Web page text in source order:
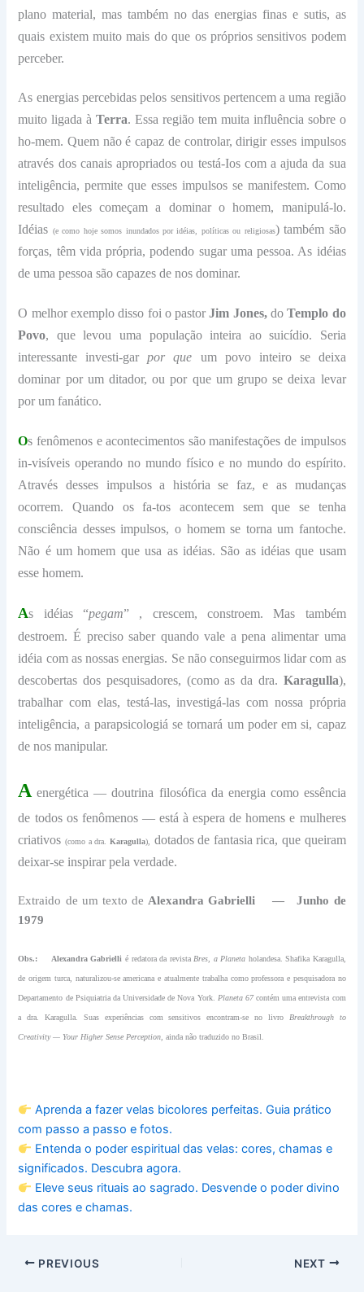
plano material, mas também no das energias finas e sutis, as
quais existem muito mais do que os próprios sensitivos podem
perceber.
As energias percebidas pelos sensitivos pertencem a uma região
muito ligada àTerra. Essa região tem muita influência sobre o
ho-mem. Quem não é capaz de controlar, dirigir esses impulsos
através dos canais apropriados ou testá-Ios com a ajuda da sua
inteligência, permite que esses impulsos se manifestem. Como
resultado eles começam a dominar o homem, manipulá-lo.
Idéias (e como hoje somos inundados por idéias, políticas ou religiosas) também são
forças, têm vida própria, podendo sugar uma pessoa. As idéias
de uma pessoa são capazes de nos dominar.
O melhor exemplo disso foi o pastorJim Jones,doTemplo do
Povo, que levou uma população inteira ao suicídio. Seria
interessante investi-garpor que um povo inteiro se deixa
dominar por um ditador, ou por que um grupo se deixa levar
por um fanático.
Os fenômenos e acontecimentos são manifestações de impulsos
in-visíveis operando no mundo físico e no mundo do espírito.
Através desses impulsos a história se faz, e as mudanças
ocorrem. Quando os fa-tos acontecem sem que se tenha
consciência desses impulsos, o homem se torna um fantoche.
Não é um homem que usa as idéias. São as idéias que usam
esse homem.
As idéias “pegam” , crescem, constroem. Mas também
destroem. É preciso saber quando vale a pena alimentar uma
idéia com as nossas energias. Se não conseguirmos lidar com as
descobertas dos pesquisadores, (como as da dra. Karagulla),
trabalhar com elas, testá-las, investigá-las com nossa própria
inteligência, a parapsicologiá se tornará um poder em si, capaz
de nos manipular.
A energética — doutrina filosófica da energia como essência
de todos os fenômenos — está à espera de homens e mulheres
criativos(como a dra. Karagulla),
dotados de fantasia rica, que queiram
deixar-se inspirar pela verdade.
Extraido de um texto de Alexandra Gabrielli — Junho de
1979
Obs.: Alexandra Gabrielli é redatora da revista Bres, a Planeta holandesa. Shafika Karagulla,
de origem turca, naturalizou-se americana e atualmente trabalha como professora e pesquisadora no
Departamento de Psiquiatria da Universidade de Nova York. Planeta 67contém uma entrevista com
a dra. Karagulla. Suas experiências com sensitivos encontram-se no livro Breakthrough to
Creativity — Your Higher Sense Perception,ainda não traduzido no Brasil.
Aprenda a fazer velas bicolores perfeitas. Guia prático
com passo a passo e fotos.
Entenda o poder espiritual das velas: cores, chamas e
significados. Descubra agora.
Eleve seus rituais ao sagrado. Desvende o poder divino
das cores e chamas.
PREVIOUS NEXT